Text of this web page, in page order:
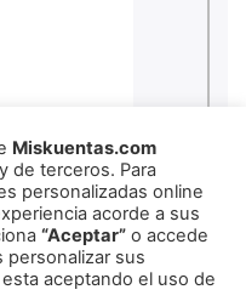
2026
Miskuentas.com
de terceros. Para
personalizadas online
acorde a sus
“Aceptar” o accede
sus
aceptando el uso de